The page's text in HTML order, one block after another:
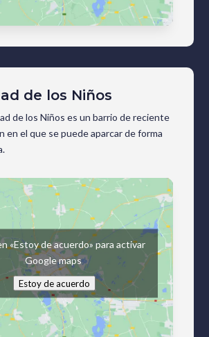
de los Niños
de los Niños es un barrio de reciente
en el que se puede aparcar de forma
«Estoy de acuerdo» para activar
Google maps
Estoy de acuerdo